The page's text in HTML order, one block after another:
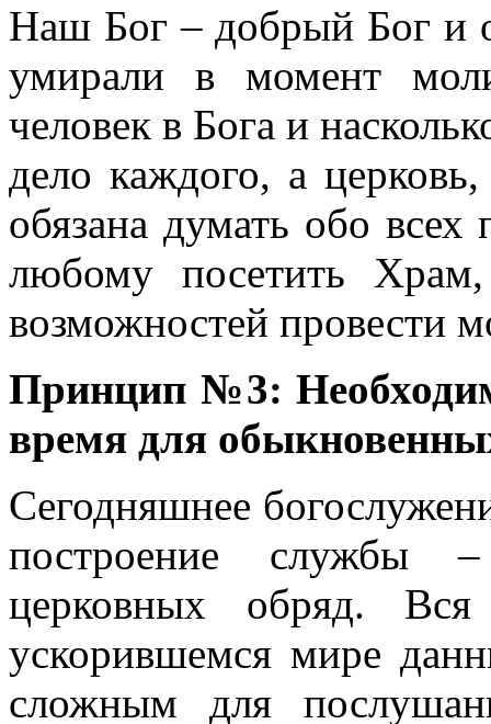
Наш Бог – добрый Бог и
умирали в момент
человек в Бога и
дело каждого, а
обязана думать обо
любому посетить
возможностей провести
Принцип №3:
время для
Сегодняшнее
построение службы
церковных обряд.
ускорившемся мире
сложным для